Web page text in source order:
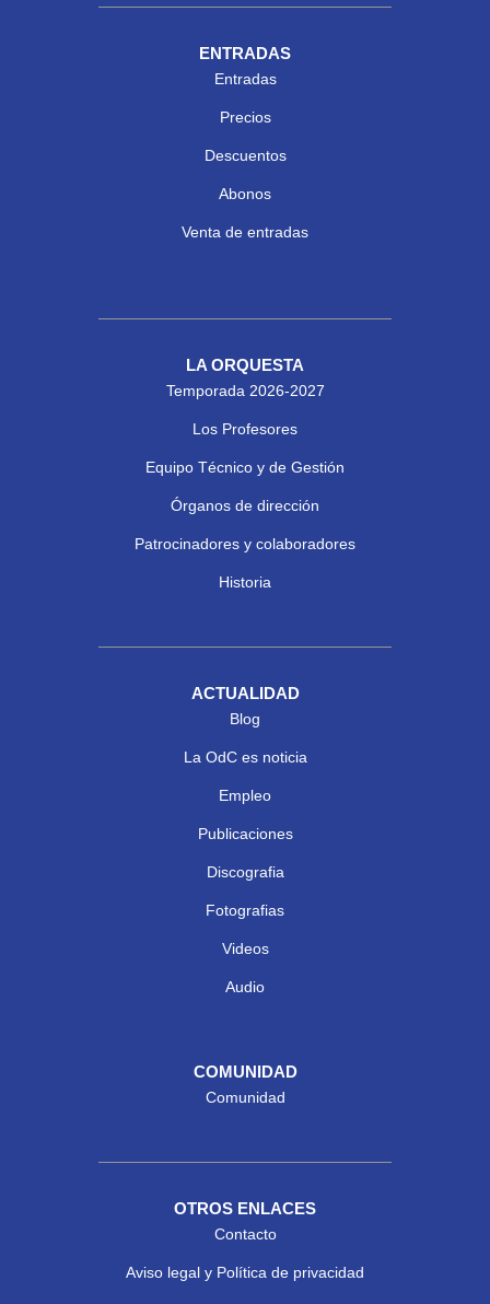
ENTRADAS
Entradas
Precios
Descuentos
Abonos
Venta de entradas
LA ORQUESTA
Temporada 2026-2027
Los Profesores
Equipo Técnico y de Gestión
Órganos de dirección
Patrocinadores y colaboradores
Historia
ACTUALIDAD
Blog
La OdC es noticia
Empleo
Publicaciones
Discografia
Fotografias
Videos
Audio
COMUNIDAD
Comunidad
OTROS ENLACES
Contacto
Aviso legal y Política de privacidad